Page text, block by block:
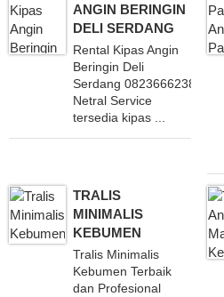
ANGIN BERINGIN
DELI SERDANG
Rental Kipas Angin
Beringin Deli
Serdang 082366623838 CV
Netral Service
tersedia kipas ...
TRALIS
MINIMALIS
KEBUMEN
Tralis Minimalis
Kebumen Terbaik
dan Profesional